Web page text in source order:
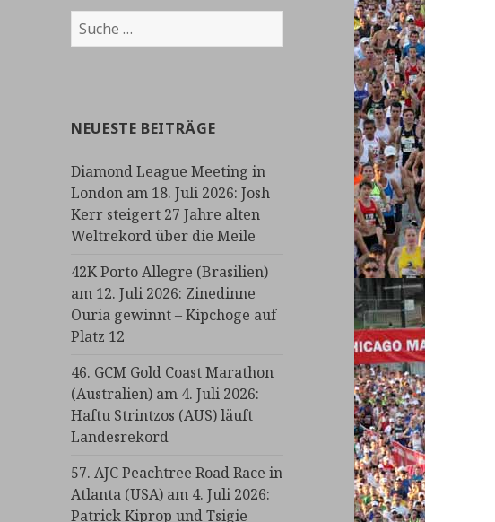
Suche
nach:
NEUESTE BEITRÄGE
Diamond League Meeting in
London am 18. Juli 2026: Josh
Kerr steigert 27 Jahre alten
Weltrekord über die Meile
42K Porto Allegre (Brasilien)
am 12. Juli 2026: Zinedinne
Ouria gewinnt – Kipchoge auf
Platz 12
46. GCM Gold Coast Marathon
(Australien) am 4. Juli 2026:
Haftu Strintzos (AUS) läuft
Landesrekord
57. AJC Peachtree Road Race in
Atlanta (USA) am 4. Juli 2026:
Patrick Kiprop und Tsigie